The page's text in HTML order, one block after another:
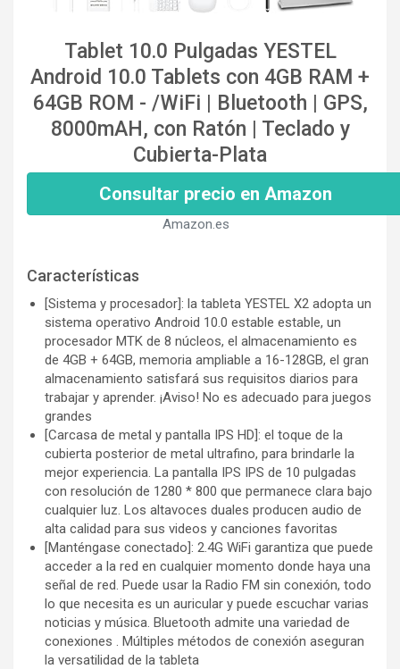
Tablet 10.0 Pulgadas YESTEL
Android 10.0 Tablets con 4GB RAM +
64GB ROM - /WiFi | Bluetooth | GPS,
8000mAH, con Ratón | Teclado y
Cubierta-Plata
Consultar precio en Amazon
Amazon.es
Características
[Sistema y procesador]: la tableta YESTEL X2 adopta un
sistema operativo Android 10.0 estable estable, un
procesador MTK de 8 núcleos, el almacenamiento es
de 4GB + 64GB, memoria ampliable a 16-128GB, el gran
almacenamiento satisfará sus requisitos diarios para
trabajar y aprender. ¡Aviso! No es adecuado para juegos
grandes
[Carcasa de metal y pantalla IPS HD]: el toque de la
cubierta posterior de metal ultrafino, para brindarle la
mejor experiencia. La pantalla IPS IPS de 10 pulgadas
con resolución de 1280 * 800 que permanece clara bajo
cualquier luz. Los altavoces duales producen audio de
alta calidad para sus videos y canciones favoritas
[Manténgase conectado]: 2.4G WiFi garantiza que puede
acceder a la red en cualquier momento donde haya una
señal de red. Puede usar la Radio FM sin conexión, todo
lo que necesita es un auricular y puede escuchar varias
noticias y música. Bluetooth admite una variedad de
conexiones . Múltiples métodos de conexión aseguran
la versatilidad de la tableta